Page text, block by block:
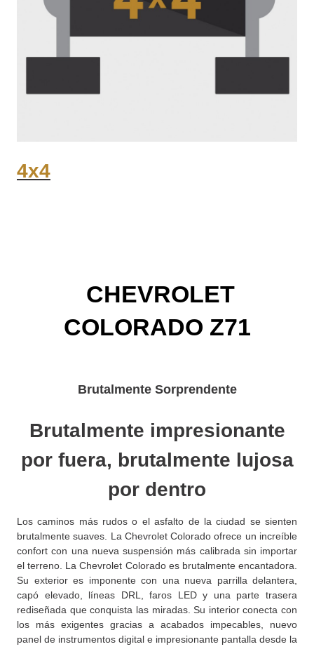
4x4
CHEVROLET
COLORADO Z71
Brutalmente Sorprendente
Brutalmente impresionante
por fuera, brutalmente lujosa
por dentro
Los caminos más rudos o el asfalto de la ciudad se sienten
brutalmente suaves. La Chevrolet Colorado ofrece un increíble
confort con una nueva suspensión más calibrada sin importar
el terreno. La Chevrolet Colorado es brutalmente encantadora.
Su exterior es imponente con una nueva parrilla delantera,
capó elevado, líneas DRL, faros LED y una parte trasera
rediseñada que conquista las miradas. Su interior conecta con
los más exigentes gracias a acabados impecables, nuevo
panel de instrumentos digital e impresionante pantalla desde la